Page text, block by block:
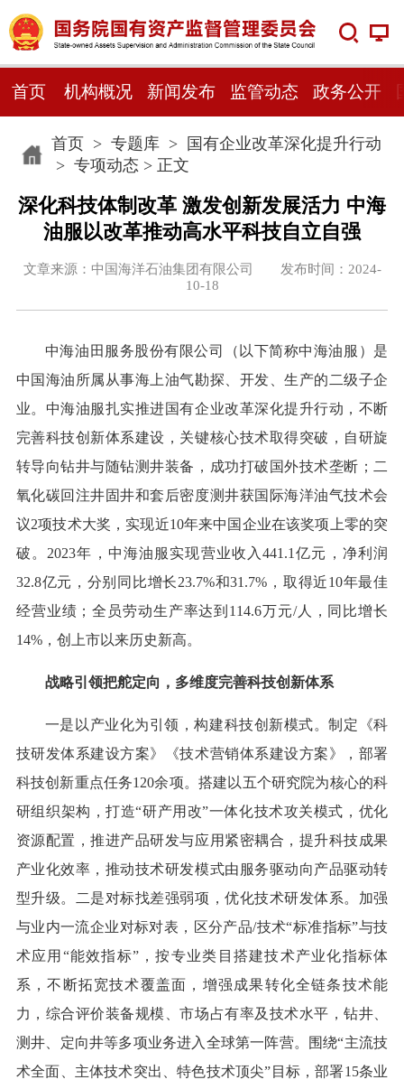
首页 机构概况 新闻发布 监管动态 政务公开
首页> 专题库> 国有企业改革深化提升行动
> 专项动态 > 正文
深化科技体制改革 激发创新发展活力 中海
油服以改革推动高水平科技自立自强
文章来源：中国海洋石油集团有限公司 发布时间：2024-
10-18
中海油田服务股份有限公司（以下简称中海油服）是
中国海油所属从事海上油气勘探、开发、生产的二级子企
业。中海油服扎实推进国有企业改革深化提升行动，不断
完善科技创新体系建设，关键核心技术取得突破，自研旋
转导向钻井与随钻测井装备，成功打破国外技术垄断；二
氧化碳回注井固井和套后密度测井获国际海洋油气技术会
议2项技术大奖，实现近10年来中国企业在该奖项上零的突
破。2023年，中海油服实现营业收入441.1亿元，净利润
32.8亿元，分别同比增长23.7%和31.7%，取得近10年最佳
经营业绩；全员劳动生产率达到114.6万元/人，同比增长
14%，创上市以来历史新高。
战略引领把舵定向，多维度完善科技创新体系
一是以产业化为引领，构建科技创新模式。制定《科
技研发体系建设方案》《技术营销体系建设方案》，部署
科技创新重点任务120余项。搭建以五个研究院为核心的科
研组织架构，打造“研产用改”一体化技术攻关模式，优化
资源配置，推进产品研发与应用紧密耦合，提升科技成果
产业化效率，推动技术研发模式由服务驱动向产品驱动转
型升级。二是对标找差强弱项，优化技术研发体系。加强
与业内一流企业对标对表，区分产品/技术“标准指标”与技
术应用“能效指标”，按专业类目搭建技术产业化指标体
系，不断拓宽技术覆盖面，增强成果转化全链条技术能
力，综合评价装备规模、市场占有率及技术水平，钻井、
测井、定向井等多项业务进入全球第一阵营。围绕“主流技
术全面、主体技术突出、特色技术顶尖”目标，部署15条业